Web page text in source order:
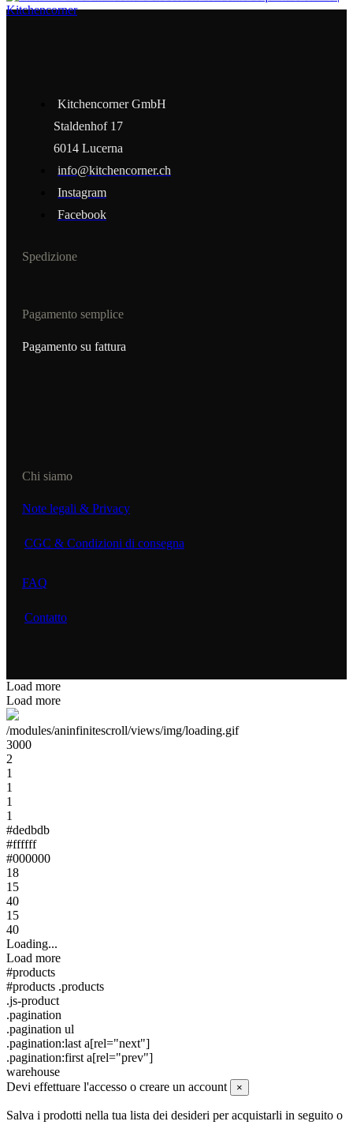
Kitchencorner GmbH
Staldenhof 17
6014 Lucerna
info@kitchencorner.ch
Instagram
Facebook
Spedizione
Pagamento semplice
Pagamento su fattura
Chi siamo
Note legali & Privacy
CGC & Condizioni di consegna
FAQ
Contatto
Load more
Load more
/modules/aninfinitescroll/views/img/loading.gif
3000
2
1
1
1
1
#dedbdb
#ffffff
#000000
18
15
40
15
40
Loading...
Load more
#products
#products .products
.js-product
.pagination
.pagination ul
.pagination:last a[rel="next"]
.pagination:first a[rel="prev"]
warehouse
Devi effettuare l'accesso o creare un account
×
Salva i prodotti nella tua lista dei desideri per acquistarli in seguito o